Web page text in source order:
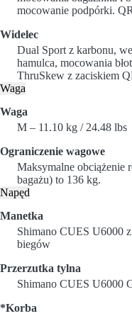
mocowanie podpórki.
Widelec
Dual Sport z karbonu,
hamulca, mocowania
ThruSkew z zaciskiem
Waga
Waga
M – 11.10 kg / 24.48 lbs
Ograniczenie wagowe
Maksymalne obciążenie
bagażu) to 136 kg.
Napęd
Manetka
Shimano CUES U6000
biegów
Przerzutka tylna
Shimano CUES U6000
*Korba